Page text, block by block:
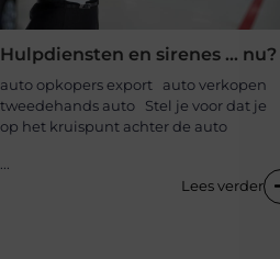
Hulpdiensten en sirenes … nu?
auto opkopers export auto verkopen
tweedehands auto Stel je voor dat je
op het kruispunt achter de auto
Lees verder